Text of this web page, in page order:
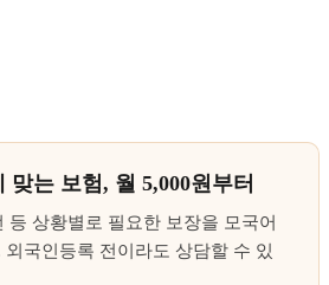
맞는 보험, 월 5,000원부터
등 상황별로 필요한 보장을 모국어
외국인등록 전이라도 상담할 수 있